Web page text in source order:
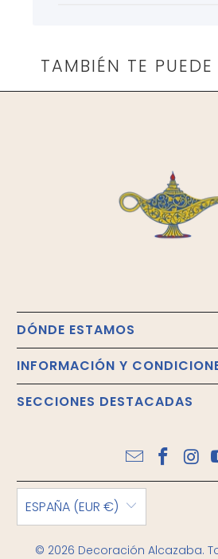
el
Tue
TAMBIÉN TE PUEDE
DÓNDE ESTAMOS
INFORMACIÓN Y
SECCIONES DESTACADAS
ESPAÑA (EUR €)
© 2026 Decoración Alcazaba.